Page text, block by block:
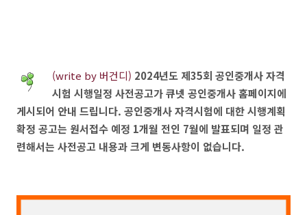
(write by 버건디) 2024년도 제35회 공인중개사 자격
시험 시행일정 사전공고가 큐넷 공인중개사 홈페이지에
게시되어 안내 드립니다. 공인중개사 자격시험에 대한 시행계획
확정 공고는 원서접수 예정 1개월 전인 7월에 발표되며 일정 관
련해서는 사전공고 내용과 크게 변동사항이 없습니다.